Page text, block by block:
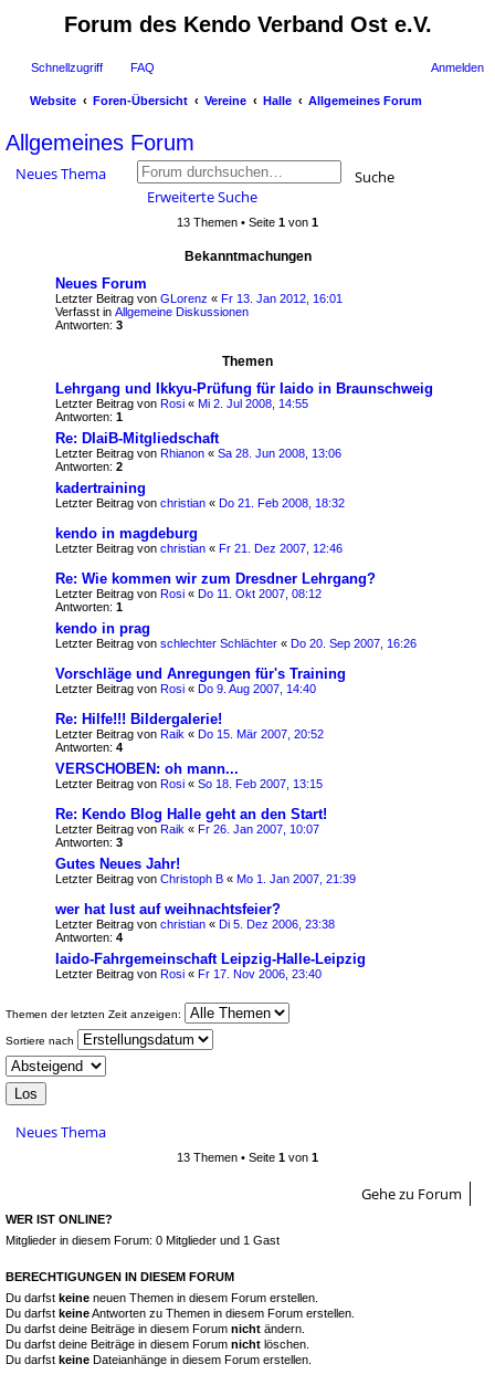
Forum des Kendo Verband Ost e.V.
Schnellzugriff FAQ Anmelden
Website Foren-Übersicht Vereine Halle
Allgemeines Forum
Allgemeines Forum
Neues Thema
Suche
Erweiterte Suche
13 Themen • Seite 1 von 1
Bekanntmachungen
Neues Forum
Letzter Beitrag von GLorenz « Fr 13. Jan 2012, 16:01
Verfasst in Allgemeine Diskussionen
Antworten: 3
Themen
Lehrgang und Ikkyu-Prüfung für Iaido in Braunschweig
Letzter Beitrag von Rosi « Mi 2. Jul 2008, 14:55
Antworten: 1
Re: DIaiB-Mitgliedschaft
Letzter Beitrag von Rhianon « Sa 28. Jun 2008, 13:06
Antworten: 2
kadertraining
Letzter Beitrag von christian « Do 21. Feb 2008, 18:32
kendo in magdeburg
Letzter Beitrag von christian « Fr 21. Dez 2007, 12:46
Re: Wie kommen wir zum Dresdner Lehrgang?
Letzter Beitrag von Rosi « Do 11. Okt 2007, 08:12
Antworten: 1
kendo in prag
Letzter Beitrag von schlechter Schlächter « Do 20. Sep 2007, 16:26
Vorschläge und Anregungen für's Training
Letzter Beitrag von Rosi « Do 9. Aug 2007, 14:40
Re: Hilfe!!! Bildergalerie!
Letzter Beitrag von Raik « Do 15. Mär 2007, 20:52
Antworten: 4
VERSCHOBEN: oh mann...
Letzter Beitrag von Rosi « So 18. Feb 2007, 13:15
Re: Kendo Blog Halle geht an den Start!
Letzter Beitrag von Raik « Fr 26. Jan 2007, 10:07
Antworten: 3
Gutes Neues Jahr!
Letzter Beitrag von Christoph B « Mo 1. Jan 2007, 21:39
wer hat lust auf weihnachtsfeier?
Letzter Beitrag von christian « Di 5. Dez 2006, 23:38
Antworten: 4
Iaido-Fahrgemeinschaft Leipzig-Halle-Leipzig
Letzter Beitrag von Rosi « Fr 17. Nov 2006, 23:40
Themen der letzten Zeit anzeigen:
Sortiere nach
Neues Thema
13 Themen • Seite 1 von 1
Gehe zu Forum
WER IST ONLINE?
Mitglieder in diesem Forum: 0 Mitglieder und 1 Gast
BERECHTIGUNGEN IN DIESEM FORUM
Du darfst keine neuen Themen in diesem Forum erstellen.
Du darfst keineAntworten zu Themen in diesem Forum erstellen.
Du darfst deine Beiträge in diesem Forum nicht ändern.
Du darfst deine Beiträge in diesem Forum nicht löschen.
Du darfst keine Dateianhänge in diesem Forum erstellen.